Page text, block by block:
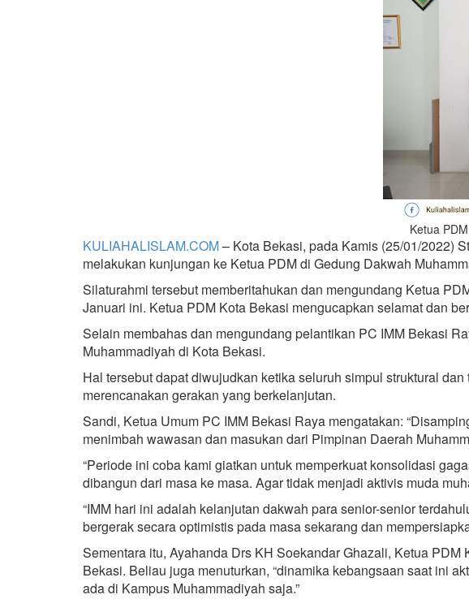
Ketua
KULIAHALISLAM.COM– Kota Bekasi, pada Kamis (25/01/2022)
melakukan kunjungan ke Ketua PDM di Gedung Dakwah
Silaturahmi tersebut memberitahukan dan mengundang Ketua
Januari ini. Ketua PDM Kota Bekasi mengucapkan selamat dan
Selain membahas dan mengundang pelantikan PC IMM Bekasi
Muhammadiyah di Kota Bekasi.
Hal tersebut dapat diwujudkan ketika seluruh simpul struktural
merencanakan gerakan yang berkelanjutan.
Sandi, Ketua Umum PC IMM Bekasi Raya mengatakan:
menimbah wawasan dan masukan dari Pimpinan Daerah
“Periode ini coba kami giatkan untuk memperkuat konsolidasi
dibangun dari masa ke masa. Agar tidak menjadi aktivis muda
“IMM hari ini adalah kelanjutan dakwah para senior-senior
bergerak secara optimistis pada masa sekarang dan
Sementara itu, Ayahanda Drs KH Soekandar Ghazali, Ketua
Bekasi. Beliau juga menuturkan, “dinamika kebangsaan saat ini
ada di Kampus Muhammadiyah saja.”